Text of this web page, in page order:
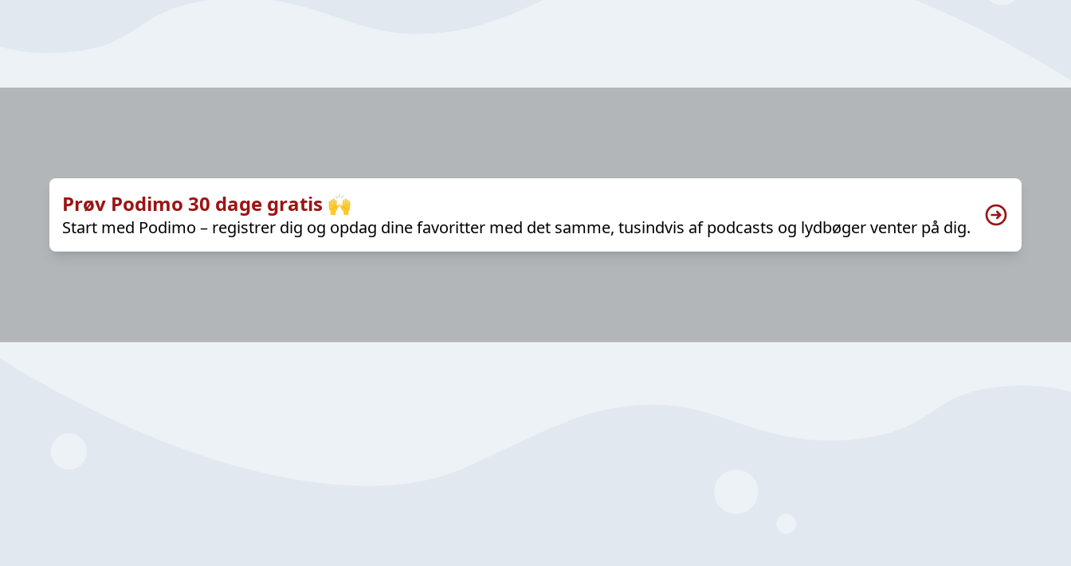
Prøv Podimo 30 dage gratis 🙌
Start med Podimo – registrer dig og opdag dine favoritter med det samme, tusindvis af podcasts og lydbøger venter på dig.